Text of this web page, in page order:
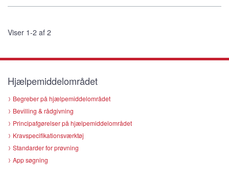
Viser 1-2 af 2
Hjælpemiddelområdet
Begreber på hjælpemiddelområdet
Bevilling & rådgivning
Principafgørelser på hjælpemiddelområdet
Kravspecifikationsværktøj
Standarder for prøvning
App søgning